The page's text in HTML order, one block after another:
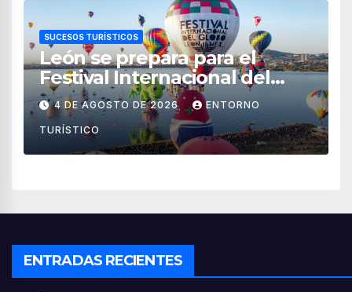
SUCESOS TURÍSTICOS
León se prepara para el
Festival Internacional del
Globo 2026 con pilotos de 25
países
4 DE AGOSTO DE 2026 ENTORNO
TURÍSTICO
ENTRADAS RECIENTES